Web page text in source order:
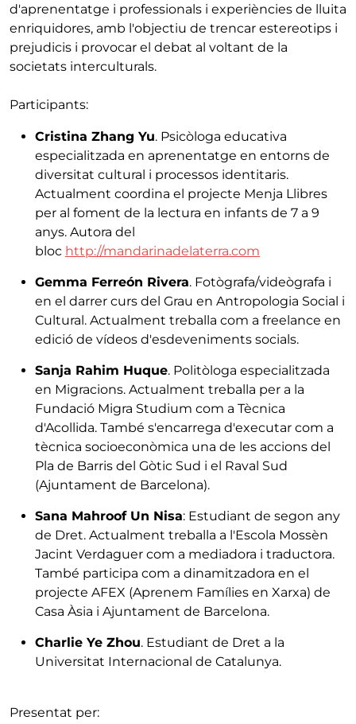
d'aprenentatge i professionals i experiències de lluita
enriquidores, amb l'objectiu de trencar estereotips i
prejudicis i provocar el debat al voltant de la
societats interculturals.
Participants:
Cristina Zhang Yu. Psicòloga educativa
especialitzada en aprenentatge en entorns de
diversitat cultural i processos identitaris.
Actualment coordina el projecte Menja Llibres
per al foment de la lectura en infants de 7 a 9
anys. Autora del
bloc http://mandarinadelaterra.com
Gemma Ferreón Rivera. Fotògrafa/videògrafa i
en el darrer curs del Grau en Antropologia Social i
Cultural. Actualment treballa com a freelance en
edició de vídeos d'esdeveniments socials.
Sanja Rahim Huque. Politòloga especialitzada
en Migracions. Actualment treballa per a la
Fundació Migra Studium com a Tècnica
d'Acollida. També s'encarrega d'executar com a
tècnica socioeconòmica una de les accions del
Pla de Barris del Gòtic Sud i el Raval Sud
(Ajuntament de Barcelona).
Sana Mahroof Un Nisa: Estudiant de segon any
de Dret. Actualment treballa a l'Escola Mossèn
Jacint Verdaguer com a mediadora i traductora.
També participa com a dinamitzadora en el
projecte AFEX (Aprenem Famílies en Xarxa) de
Casa Àsia i Ajuntament de Barcelona.
Charlie Ye Zhou. Estudiant de Dret a la
Universitat Internacional de Catalunya.
Presentat per: